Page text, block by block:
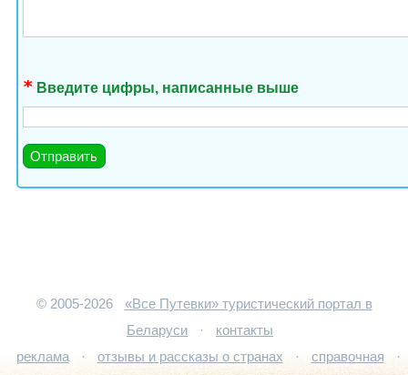
Введите цифры, написанные выше
© 2005-2026
«Все Путевки» туристический портал в
Беларуси
·
контакты
реклама
· отзывы и рассказы о странах · справочная
·